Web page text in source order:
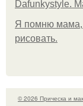
Dafunkystyle.
Я помню мама,
рисовать.
© 2026 Прическа и